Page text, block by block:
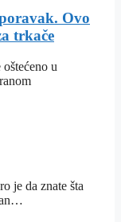
Ovo
trkače
u
je da znate šta